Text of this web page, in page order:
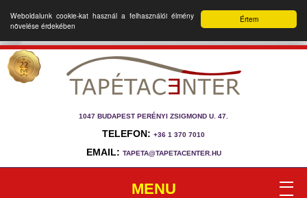
Értem
Weboldalunk cookie-kat használ a felhasználói élmény
növelése érdekében
1047 BUDAPEST PERÉNYI ZSIGMOND U. 47.
TELEFON: +36 1 370 7010
EMAIL: TAPETA@TAPETACENTER.HU
MENU